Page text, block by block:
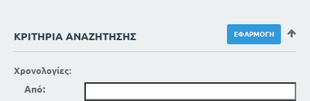
ΚΡΙΤΉΡΙΑ ΑΝΑΖΉΤΗΣΗΣ
Χρονολογίες:
Από: